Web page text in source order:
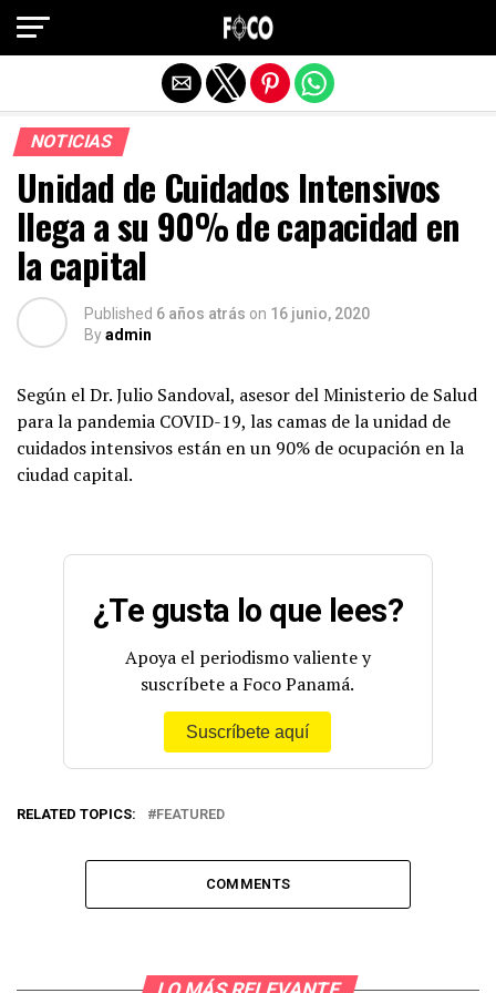
NOTICIAS
Unidad de Cuidados Intensivos
llega a su 90% de capacidad en
la capital
Published 6 años atrás on 16 junio, 2020
Byadmin
Según el Dr. Julio Sandoval, asesor del Ministerio de Salud
para la pandemia COVID-19, las camas de la unidad de
cuidados intensivos están en un 90% de ocupación en la
ciudad capital.
¿Te gusta lo que lees?
Apoya el periodismo valiente y
suscríbete a Foco Panamá.
Suscríbete aquí
RELATED TOPICS: FEATURED
COMMENTS
Salir de la versión móvil